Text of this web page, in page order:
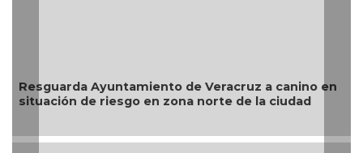
Resguarda Ayuntamiento de Veracruz a canino en
situación de riesgo en zona norte de la ciudad